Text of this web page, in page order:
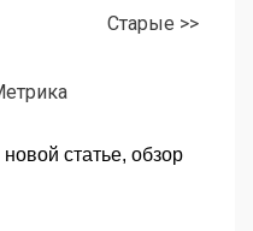
Старые >>
статье, обзор